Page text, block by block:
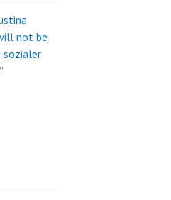
not be
sozialer